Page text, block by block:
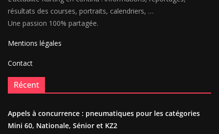
résultats des courses, portraits, calendriers, …
Une passion 100% partagée.
Mentions légales
Contact
Récent
Appels à concurrence : pneumatiques pour les catégories
Mini 60, Nationale, Sénior et KZ2